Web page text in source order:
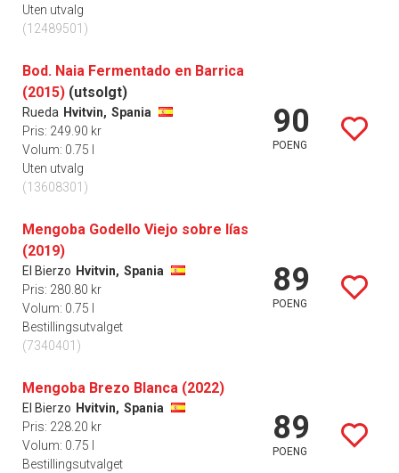
Uten utvalg
(12489501)
Bod. Naia Fermentado en Barrica
(2015) (utsolgt)
Rueda Hvitvin, Spania
Pris: 249.90 kr
Volum: 0.75 l
Uten utvalg
(13608301)
90
POENG
Mengoba Godello Viejo sobre lías
(2019)
El Bierzo Hvitvin, Spania
Pris: 280.80 kr
Volum: 0.75 l
Bestillingsutvalget
(7340401)
89
POENG
Mengoba Brezo Blanca (2022)
El Bierzo Hvitvin, Spania
Pris: 228.20 kr
Volum: 0.75 l
Bestillingsutvalget
89
POENG